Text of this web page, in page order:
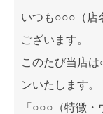
いつも○○○（店
ございます。
このたび当店
ンいたします。
「○○○（特徴